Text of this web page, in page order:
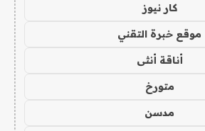
كار نيوز
موقع خبرة التقني
أناقة أنثى
متورخ
مدسن